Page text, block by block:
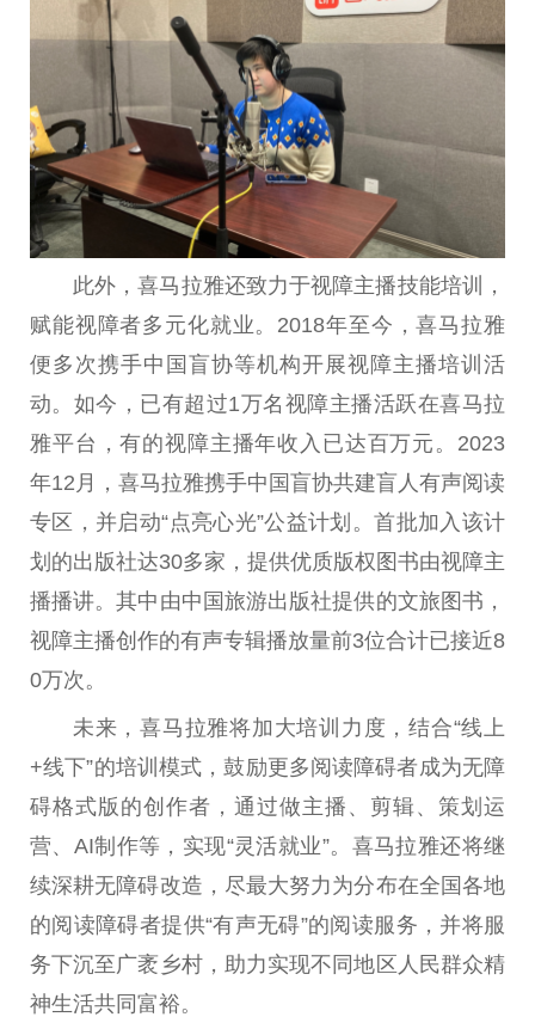
此外，喜马拉雅还致力于视障主播技能培训，
赋能视障者多元化就业。2018年至今，喜马拉雅
便多次携手中国盲协等机构开展视障主播培训活
动。如今，已有超过1万名视障主播活跃在喜马拉
雅平台，有的视障主播年收入已达百万元。2023
年12月，喜马拉雅携手中国盲协共建盲人有声阅读
专区，并启动“点亮心光”公益计划。首批加入该计
划的出版社达30多家，提供优质版权图书由视障主
播播讲。其中由中国旅游出版社提供的文旅图书，
视障主播创作的有声专辑播放量前3位合计已接近8
0万次。
未来，喜马拉雅将加大培训力度，结合“线上
+线下”的培训模式，鼓励更多阅读障碍者成为无障
碍格式版的创作者，通过做主播、剪辑、策划运
营、AI制作等，实现“灵活就业”。喜马拉雅还将继
续深耕无障碍改造，尽最大努力为分布在全国各地
的阅读障碍者提供“有声无碍”的阅读服务，并将服
务下沉至广袤乡村，助力实现不同地区人民群众精
神生活共同富裕。